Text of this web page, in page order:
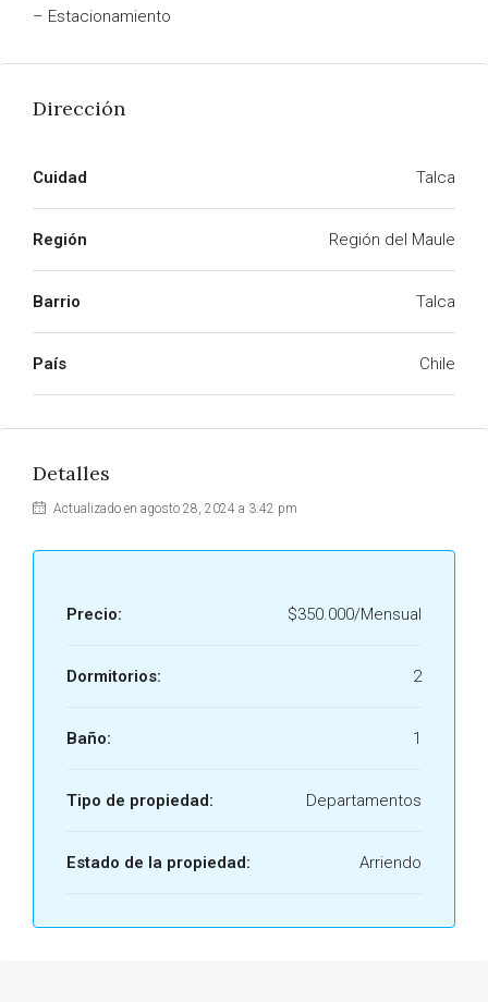
– Estacionamiento
Dirección
Cuidad Talca
Región Región del Maule
Barrio Talca
País Chile
Detalles
Actualizado en agosto 28, 2024 a 3:42 pm
Precio: $350.000/Mensual
Dormitorios: 2
Baño: 1
Tipo de propiedad: Departamentos
Estado de la propiedad: Arriendo